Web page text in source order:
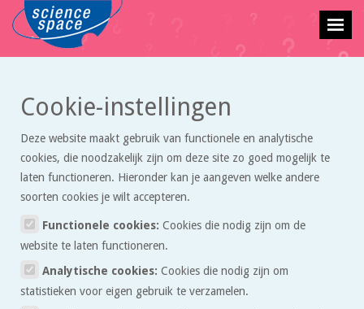
Vraagbaak
In de vraagbaak kun je een vraag stellen over exacte vakken. Wij
proberen je zo snel mogelijk te antwoorden. Wees je ervan bewust dat
probleem op kunt lossen. Daar leer je het meeste van.
Cookie-instellingen
Deze website maakt gebruik van functionele en analytische
cookies, die noodzakelijk zijn om deze site zo goed mogelijk te
laten functioneren. Hieronder kan je aangeven welke andere
soorten cookies je wilt accepteren.
Functionele cookies: Cookies die nodig zijn om de
website te laten functioneren.
Analytische cookies: Cookies die nodig zijn om
statistieken voor eigen gebruik te verzamelen.